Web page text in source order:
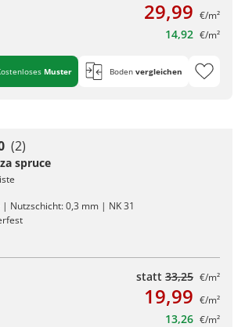
29,99 €/m²
14,92 €/m²
Muster Boden vergleichen
(2)
spruce
Nutzschicht: 0,3 mm | NK 31
statt 33,25 €/m²
19,99 €/m²
13,26 €/m²